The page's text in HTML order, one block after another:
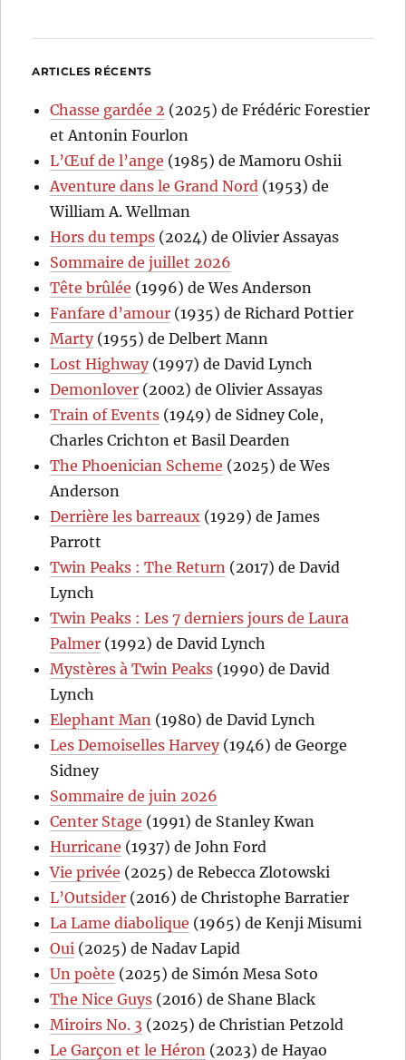
ARTICLES RÉCENTS
Chasse gardée 2 (2025) de Frédéric Forestier
et Antonin Fourlon
L’Œuf de l’ange (1985) de Mamoru Oshii
Aventure dans le Grand Nord (1953) de
William A. Wellman
Hors du temps (2024) de Olivier Assayas
Sommaire de juillet 2026
Tête brûlée (1996) de Wes Anderson
Fanfare d’amour (1935) de Richard Pottier
Marty(1955) de Delbert Mann
Lost Highway(1997) de David Lynch
Demonlover (2002) de Olivier Assayas
Train of Events (1949) de Sidney Cole,
Charles Crichton et Basil Dearden
The Phoenician Scheme (2025) de Wes
Anderson
Derrière les barreaux (1929) de James
Parrott
Twin Peaks : The Return (2017) de David
Lynch
Twin Peaks : Les 7 derniers jours de Laura
Palmer (1992) de David Lynch
Mystères à Twin Peaks (1990) de David
Lynch
Elephant Man (1980) de David Lynch
Les Demoiselles Harvey(1946) de George
Sidney
Sommaire de juin 2026
Center Stage (1991) de Stanley Kwan
Hurricane (1937) de John Ford
Vie privée (2025) de Rebecca Zlotowski
L’Outsider (2016) de Christophe Barratier
La Lame diabolique (1965) de Kenji Misumi
Oui (2025) de Nadav Lapid
Un poète (2025) de Simón Mesa Soto
The Nice Guys (2016) de Shane Black
Miroirs No. 3 (2025) de Christian Petzold
Le Garçon et le Héron (2023) de Hayao